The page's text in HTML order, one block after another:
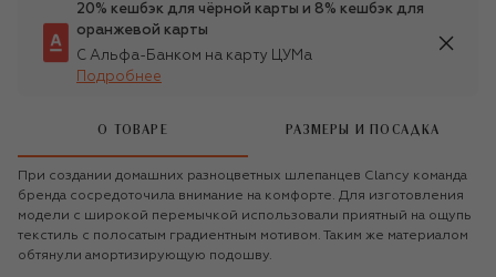
20% кешбэк для чёрной карты и 8% кешбэк для
оранжевой карты
С Альфа-Банком на карту ЦУМа
Подробнее
О ТОВАРЕ РАЗМЕРЫ И ПОСАДКА
При создании домашних разноцветных шлепанцев Clancy команда
бренда сосредоточила внимание на комфорте. Для изготовления
модели с широкой перемычкой использовали приятный на ощупь
текстиль с полосатым градиентным мотивом. Таким же материалом
обтянули амортизирующую подошву.